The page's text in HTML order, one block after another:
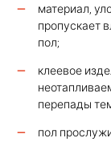
материал,
пропускает
пол;
клеевое
перепады
пол